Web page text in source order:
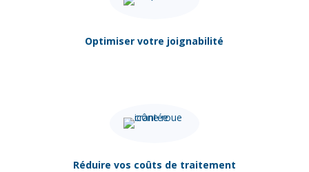
Optimiser votre joignabilité
Réduire vos coûts de traitement